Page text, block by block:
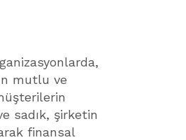
mutlu ve
sadık, şirketin
finansal